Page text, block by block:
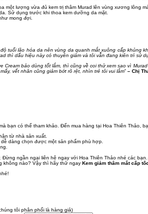
lượng vừa đủ kem trị thâm Murad lên vùng xương lông
Sử dụng trước khi thoa kem dưỡng da mặt.
mong đợi.
tuổi lão hóa da nên vùng da quanh mắt xuông cấp
thì dấu hiệu này có thuyên giảm và tôi vẫn đang kiên trì sử
Cream bảo dùng tốt lắm, thì cũng về coi thử xem sao vì
vết nhăn cũng giảm bớt rõ rệt, nhìn trẻ tôi vui lắm” – Chị
bạn có thể tham khảo. Đến mua hàng tại Hoa Thiên Thảo,
từ nhà sản xuất.
dàng chọn được một sản phẩm phù hợp.
ngần ngại liên hệ ngay với Hoa Thiên Thảo nhé các bạn.
không nào? Vậy thì hãy thử ngay Kem giảm thâm mắt cấp
tôi phân phối là hàng giả)